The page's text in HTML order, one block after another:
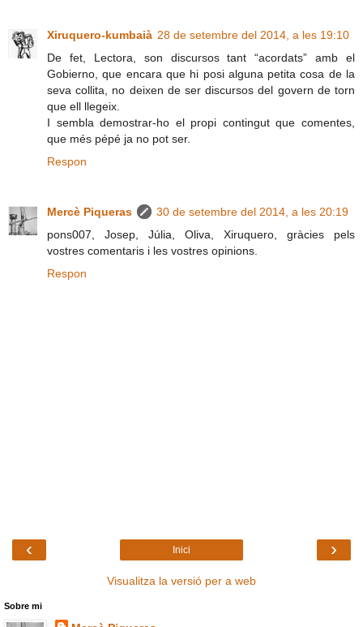
Xiruquero-kumbaià 28 de setembre del 2014, a les 19:10
De fet, Lectora, son discursos tant “acordats” amb el
Gobierno, que encara que hi posi alguna petita cosa de la
seva collita, no deixen de ser discursos del govern de torn
que ell llegeix.
I sembla demostrar-ho el propi contingut que comentes,
que més pépé ja no pot ser.
Respon
Mercè Piqueras
30 de setembre del 2014, a les 20:19
pons007, Josep, Júlia, Oliva, Xiruquero, gràcies pels
vostres comentaris i les vostres opinions.
Respon
‹ ›
Inici
Visualitza la versió per a web
Sobre mi